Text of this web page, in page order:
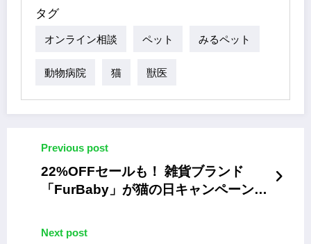
タグ
オンライン相談 ペット みるペット
動物病院 猫 獣医
Previous post
22%OFFセールも！ 雑貨ブランド
「FurBaby」が猫の日キャンペーンを
Next post